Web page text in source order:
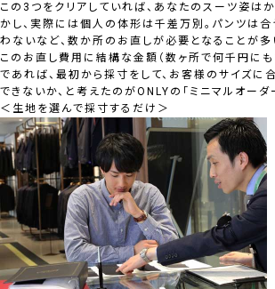
この3つをクリアしていれば、あなたのスーツ姿はか
かし、実際には個人の体形は千差万別。パンツは合
わないなど、数か所のお直しが必要となることが多
このお直し費用に結構な金額（数ヶ所で何千円にも
であれば、最初から採寸をして、お客様のサイズに
できないか、と考えたのがONLYの「ミニマルオーダ
＜生地を選んで採寸するだけ＞